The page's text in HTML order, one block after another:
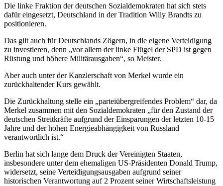
Die linke Fraktion der deutschen Sozialdemokraten hat sich stets
dafür eingesetzt, Deutschland in der Tradition Willy Brandts zu
positionieren.
Das gilt auch für Deutschlands Zögern, in die eigene Verteidigung
zu investieren, denn „vor allem der linke Flügel der SPD ist gegen
Rüstung und höhere Militärausgaben“, so Meister.
Aber auch unter der Kanzlerschaft von Merkel wurde ein
zurückhaltender Kurs gewählt.
Die Zurückhaltung stelle ein „parteiübergreifendes Problem“ dar, da
Merkel zusammen mit den Sozialdemokraten „für den Zustand der
deutschen Streitkräfte aufgrund der Einsparungen der letzten 10-15
Jahre und der hohen Energieabhängigkeit von Russland
verantwortlich ist.“
Berlin hat sich lange dem Druck der Vereinigten Staaten,
insbesondere unter dem ehemaligen US-Präsidenten Donald Trump,
widersetzt, seine Verteidigungsausgaben aufgrund seiner
historischen Verantwortung auf 2 Prozent seiner Wirtschaftsleistung